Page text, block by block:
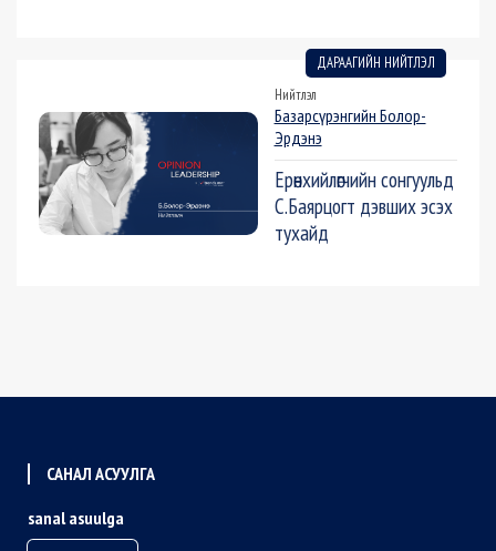
ДАРААГИЙН НИЙТЛЭЛ
Нийтлэл
Базарсүрэнгийн Болор-
Эрдэнэ
Ерөнхийлөгчийн сонгуульд
С.Баярцогт дэвших эсэх
тухайд
САНАЛ АСУУЛГА
sanal asuulga